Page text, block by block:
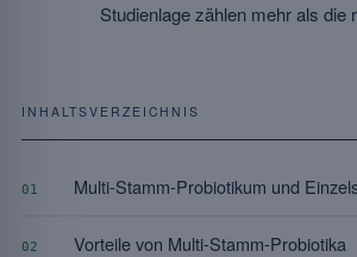
Studienlage zählen mehr als die
INHALTSVERZEICHNIS
01 Multi-Stamm-Probiotikum und
02 Vorteile von Multi-Stamm-Probiotika